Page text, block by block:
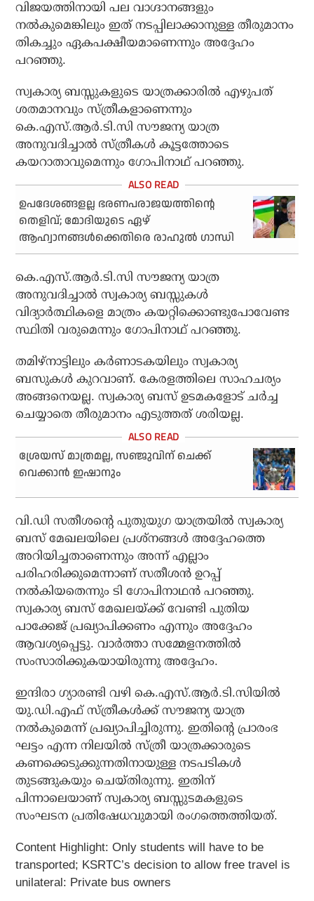
വിജയത്തിനായി പല വാഗ്ദാനങ്ങളും
നല്‍കുമെങ്കിലും ഇത് നടപ്പിലാക്കാനുള്ള തീരുമാനം
തികച്ചും ഏകപക്ഷീയമാണെന്നും അദ്ദേഹം
പറഞ്ഞു.
സ്വകാര്യ ബസ്സുകളുടെ യാത്രക്കാരില്‍ എഴുപത്
ശതമാനവും സ്ത്രീകളാണെന്നും
കെ.എസ്.ആര്‍.ടി.സി സൗജന്യ യാത്ര
അനുവദിച്ചാല്‍ സ്ത്രീകള്‍ കൂട്ടത്തോടെ
കയറാതാവുമെന്നും ഗോപിനാഥ് പറഞ്ഞു.
ഉപദേശങ്ങളല്ല ഭരണപരാജയത്തിന്റെ
തെളിവ്; മോദിയുടെ ഏഴ്
ആഹ്വാനങ്ങള്‍ക്കെതിരെ രാഹുല്‍ ഗാന്ധി
കെ.എസ്.ആര്‍.ടി.സി സൗജന്യ യാത്ര
അനുവദിച്ചാല്‍ സ്വകാര്യ ബസ്സുകള്‍
വിദ്യാര്‍ത്ഥികളെ മാത്രം കയറ്റിക്കൊണ്ടുപോവേണ്ട
സ്ഥിതി വരുമെന്നും ഗോപിനാഥ് പറഞ്ഞു.
തമിഴ്‌നാട്ടിലും കര്‍ണാടകയിലും സ്വകാര്യ
ബസുകള്‍ കുറവാണ്. കേരളത്തിലെ സാഹചര്യം
അങ്ങനെയല്ല. സ്വകാര്യ ബസ് ഉടമകളോട് ചര്‍ച്ച
ചെയ്യാതെ തീരുമാനം എടുത്തത് ശരിയല്ല.
ശ്രേയസ് മാത്രമല്ല, സഞ്ജുവിന് ചെക്ക്
വെക്കാന്‍ ഇഷാനും
വി.ഡി സതീശന്റെ പുതുയുഗ യാത്രയില്‍ സ്വകാര്യ
ബസ് മേഖലയിലെ പ്രശ്‌നങ്ങള്‍ അദ്ദേഹത്തെ
അറിയിച്ചതാണെന്നും അന്ന് എല്ലാം
പരിഹരിക്കുമെന്നാണ് സതീശന്‍ ഉറപ്പ്
നല്‍കിയതെന്നും ടി ഗോപിനാഥന്‍ പറഞ്ഞു.
സ്വകാര്യ ബസ് മേഖലയ്ക്ക് വേണ്ടി പുതിയ
പാക്കേജ് പ്രഖ്യാപിക്കണം എന്നും അദ്ദേഹം
ആവശ്യപ്പെട്ടു. വാര്‍ത്താ സമ്മേളനത്തില്‍
സംസാരിക്കുകയായിരുന്നു അദ്ദേഹം.
ഇന്ദിരാ ഗ്യാരണ്ടി വഴി കെ.എസ്.ആര്‍.ടി.സിയില്‍
യു.ഡി.എഫ് സ്ത്രീകള്‍ക്ക് സൗജന്യ യാത്ര
നല്‍കുമെന്ന് പ്രഖ്യാപിച്ചിരുന്നു. ഇതിന്റെ പ്രാരംഭ
ഘട്ടം എന്ന നിലയില്‍ സ്ത്രീ യാത്രക്കാരുടെ
കണക്കെടുക്കുന്നതിനായുള്ള നടപടികള്‍
തുടങ്ങുകയും ചെയ്തിരുന്നു. ഇതിന്
പിന്നാലെയാണ് സ്വകാര്യ ബസ്സുടമകളുടെ
സംഘടന പ്രതിഷേധവുമായി രംഗത്തെത്തിയത്.
Content Highlight: Only students will have to be
transported; KSRTC’s decision to allow free travel is
unilateral: Private bus owners